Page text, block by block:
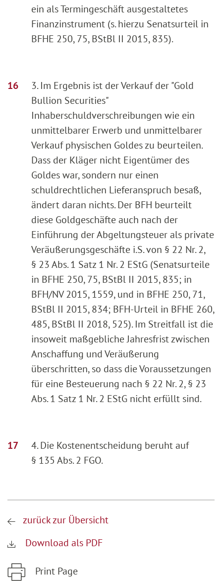
ein als Termingeschäft ausgestaltetes
Finanzinstrument (s. hierzu Senatsurteil in
BFHE 250, 75, BStBl II 2015, 835).
3. Im Ergebnis ist der Verkauf der "Gold
Bullion Securities"
Inhaberschuldverschreibungen wie ein
unmittelbarer Erwerb und unmittelbarer
Verkauf physischen Goldes zu beurteilen.
Dass der Kläger nicht Eigentümer des
Goldes war, sondern nur einen
schuldrechtlichen Lieferanspruch besaß,
ändert daran nichts. Der BFH beurteilt
diese Goldgeschäfte auch nach der
Einführung der Abgeltungsteuer als private
Veräußerungsgeschäfte i.S. von § 22 Nr. 2,
§ 23 Abs. 1 Satz 1 Nr. 2 EStG (Senatsurteile
in BFHE 250, 75, BStBl II 2015, 835; in
BFH/NV 2015, 1559, und in BFHE 250, 71,
BStBl II 2015, 834; BFH-Urteil in BFHE 260,
485, BStBl II 2018, 525). Im Streitfall ist die
insoweit maßgebliche Jahresfrist zwischen
Anschaffung und Veräußerung
überschritten, so dass die Voraussetzungen
für eine Besteuerung nach § 22 Nr. 2, § 23
Abs. 1 Satz 1 Nr. 2 EStG nicht erfüllt sind.
4. Die Kostenentscheidung beruht auf
§ 135 Abs. 2 FGO.
zurück zur Übersicht
Download als PDF
Print Page